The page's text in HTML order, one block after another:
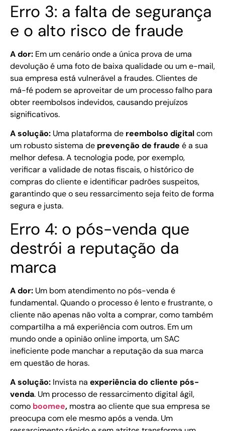
Erro 3: a falta de segurança
e o alto risco de fraude
A dor: Em um cenário onde a única prova de uma
devolução é uma foto de baixa qualidade ou um e-mail,
sua empresa está vulnerável a fraudes. Clientes de
má-fé podem se aproveitar de um processo falho para
obter reembolsos indevidos, causando prejuízos
significativos.
A solução: Uma plataforma de reembolso digitalcom
um robusto sistema de prevenção de fraude é a sua
melhor defesa. A tecnologia pode, por exemplo,
verificar a validade de notas fiscais, o histórico de
compras do cliente e identificar padrões suspeitos,
garantindo que o seu ressarcimento seja feito de forma
segura e justa.
Erro 4: o pós-venda que
destrói a reputação da
marca
A dor: Um bom atendimento no pós-venda é
fundamental. Quando o processo é lento e frustrante, o
cliente não apenas não volta a comprar, como também
compartilha a má experiência com outros. Em um
mundo onde a opinião online importa, um SAC
ineficiente pode manchar a reputação da sua marca
em questão de horas.
A solução: Invista na experiência do cliente pós-
venda. Um processo de ressarcimento digital ágil,
como boomee, mostra ao cliente que sua empresa se
preocupa com ele mesmo após a venda. Um